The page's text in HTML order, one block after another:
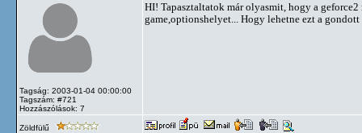
Tagság: 2003-01-04 00:00:00
Tagszám: #721
Hozzászólások: 7
HI! Tapasztaltatok már olyasmit, hogy a
game,optionshelyet... Hogy lehetne ezt a
Zöldfülű